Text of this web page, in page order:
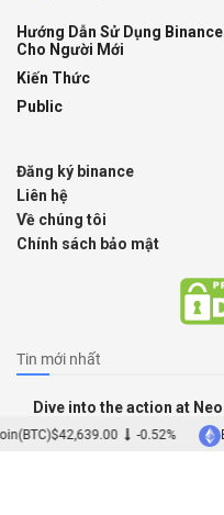
Hướng Dẫn Sử Dụng Binance
Cho Người Mới
Kiến Thức
Public
Đăng ký binance
Liên hệ
Về chúng tôi
Chính sách bảo mật
Tin mới nhất
Dive into the action at
prepaid vouchers are a
$42,639.00 -0.52%